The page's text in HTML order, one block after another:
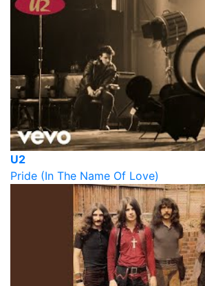
U2
Pride (In The Name Of Love)